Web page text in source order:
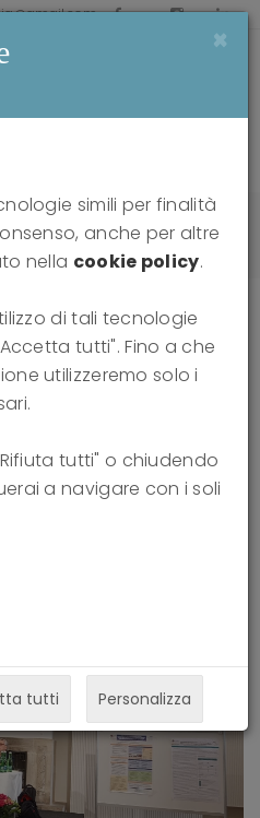
news
Conference in Vienna
ISTFP Biennial
in Vienna
2026
×
simili per finalità
anche per altre
nella cookie policy.
di tali tecnologie
tutti". Fino a che
utilizzeremo solo i
tutti" o chiudendo
a navigare con i soli
tutti Personalizza